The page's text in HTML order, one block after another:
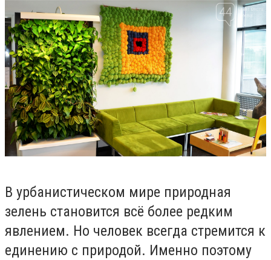
В урбанистическом мире природная
зелень становится всё более редким
явлением. Но человек всегда стремится к
единению с природой. Именно поэтому